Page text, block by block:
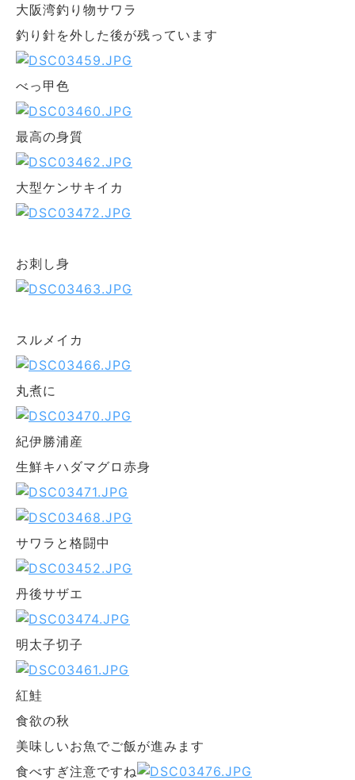
大阪湾釣り物サワラ
釣り針を外した後が残っています
べっ甲色
最高の身質
大型ケンサキイカ
お刺し身
スルメイカ
丸煮に
紀伊勝浦産
生鮮キハダマグロ赤身
サワラと格闘中
丹後サザエ
明太子切子
紅鮭
食欲の秋
美味しいお魚でご飯が進みます
食べすぎ注意ですね